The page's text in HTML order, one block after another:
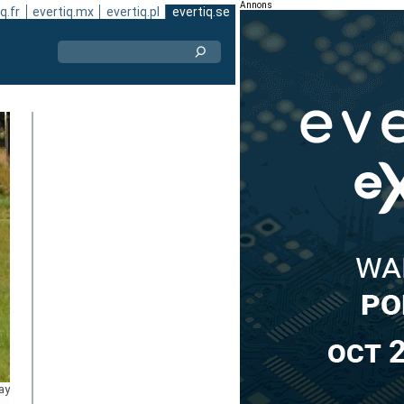
evertiq.mx evertiq.pl evertiq.se Annons